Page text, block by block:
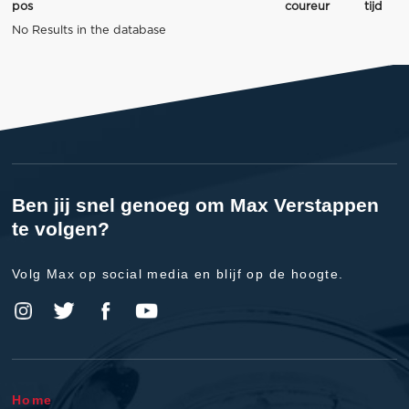
pos coureur
tijd
No Results in the database
Ben jij snel genoeg om Max Verstappen
te volgen?
Volg Max op social media en blijf op de hoogte.
Home